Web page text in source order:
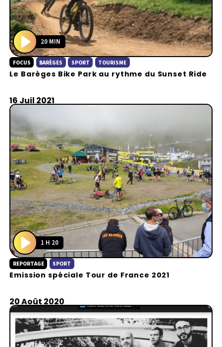
P
l
a
20 MIN
FOCUS BARÈGES SPORT TOURISME
Le Barèges Bike Park au rythme du Sunset Ride
16 Juil 2021
P
l
a
1 H 20
REPORTAGE SPORT
Emission spéciale Tour de France 2021
20 Août 2020